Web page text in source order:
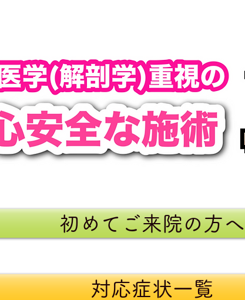
初めてご来院の方へ
対応症状一覧